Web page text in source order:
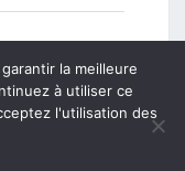
la meilleure
à utiliser ce
l'utilisation des